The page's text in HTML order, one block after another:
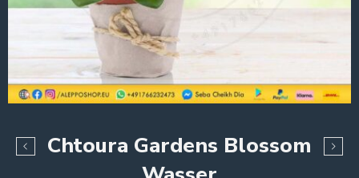
Chtoura Gardens Blossom